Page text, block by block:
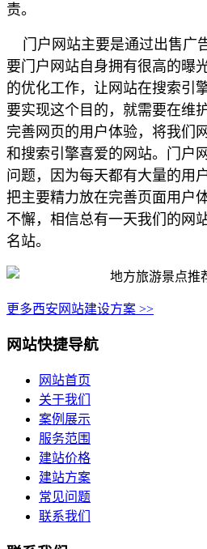
责。
门户网站主要是通过出售广
要门户网站自身拥有很高的曝
的优化工作，让网站在搜索引
要实现这个目的，就需要在维
完善网页的用户体验，将我们
和搜索引擎喜爱的网站。门户
问题，因为每天都有大量的用
把主要精力放在完善页面用户
不懈，相信总有一天我们的网
名站。
更多西安网站建设方案 >>
网站快捷导航
网站首页
关于我们
案例展示
服务范围
建站价格
建站方案
常见问题
联系我们